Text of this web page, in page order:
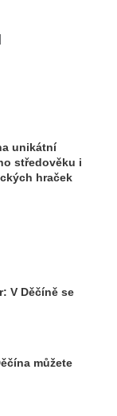
unikátní
středověku i
hraček
V Děčíně se
můžete